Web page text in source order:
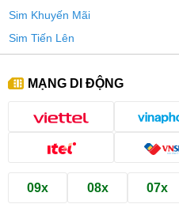
Sim Khuyến Mãi
Sim Tiến Lên
MẠNG DI ĐỘNG
09x 08x 07x